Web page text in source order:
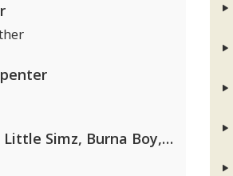
Coldplay ft. Little Simz, Burna Boy, Elyanna & Tini